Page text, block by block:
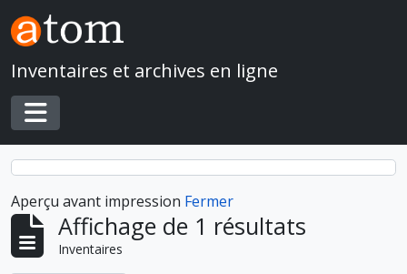
Skip to main content
Inventaires et archives en ligne
Toggle navigation
Aperçu avant impression Fermer
Affichage de 1 résultats
Inventaires